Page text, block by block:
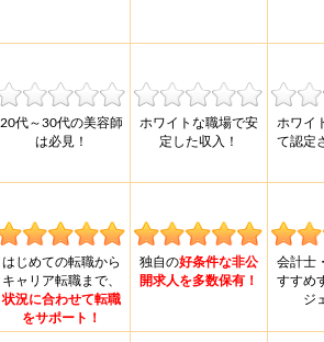
20代～30代の美容師
は必見！
ホワイトな職場で安
定した収入！
ホワイ
て認定
はじめての転職から
キャリア転職まで、
状況に合わせて転職
をサポート！
独自の好条件な非公
開求人を多数保有！
会計士
すすめ
ジ